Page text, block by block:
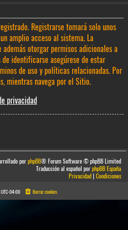
Registrarse tomará solo unos
amplio acceso al sistema. La
otorgar permisos adicionales a
de identificarse asegúrese de estar
de uso y políticas relacionadas. Por
mientras navega por el Sitio.
privacidad
porphpBB® Forum Software © phpBB Limited
Traducción al español porphpBB España
Privacidad|Condiciones
UTC-04:00 Borrar cookies